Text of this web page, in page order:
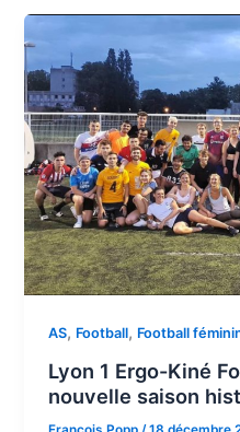
AS, Football, Football
Lyon 1 Ergo-Kiné
nouvelle saison